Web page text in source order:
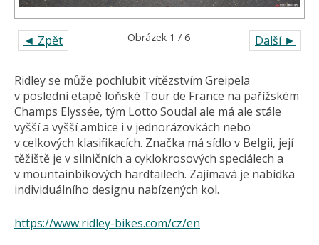
◄ Zpět Další ►
Obrázek 1 / 6
Ridley se může pochlubit vítězstvím Greipela
v poslední etapě loňské Tour de France na pařížském
Champs Elyssée, tým Lotto Soudal ale má ale stále
vyšší a vyšší ambice i v jednorázovkách nebo
v celkových klasifikacích. Značka má sídlo v Belgii, její
těžiště je v silničních a cyklokrosových speciálech a
v mountainbikových hardtailech. Zajímavá je nabídka
individuálního designu nabízených kol.
https://www.ridley-bikes.com/cz/en